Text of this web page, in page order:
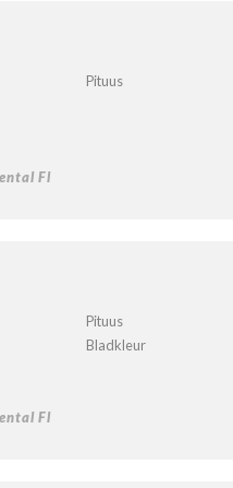
Pituus
Fl
Pituus
Bladkleur
Fl